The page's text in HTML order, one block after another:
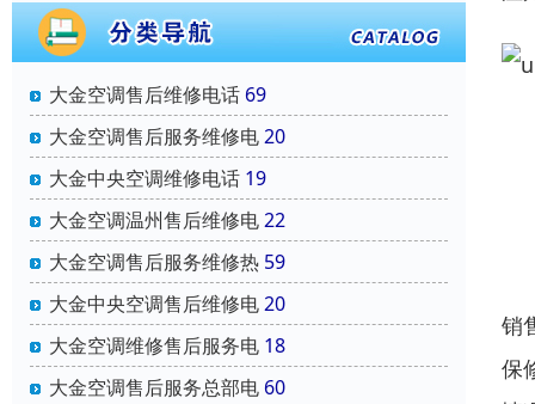
大金空调售后维修电话 69
大金空调售后服务维修电20
大金中央空调维修电话 19
大金空调温州售后维修电22
大金空调售后服务维修热 59
大金中央空调售后维修电20
大金空调维修售后服务电 18
大金空调售后服务总部电 60
销
保